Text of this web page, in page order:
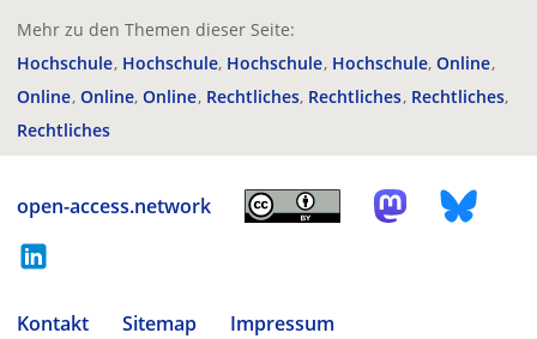
Mehr zu den Themen dieser Seite:
Hochschule Hochschule Hochschule Hochschule Online
Online Online Online Rechtliches Rechtliches Rechtliches
Rechtliches
open-access.network
Kontakt Sitemap
Impressum